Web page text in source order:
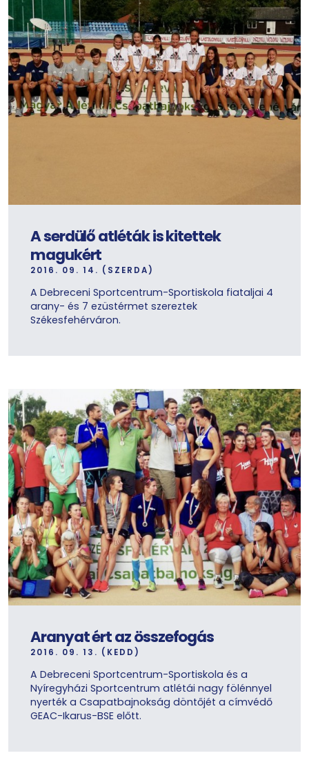
A serdülő atléták is kitettek
magukért
2016. 09. 14. (SZERDA)
A Debreceni Sportcentrum-Sportiskola fiataljai 4
arany- és 7 ezüstérmet szereztek
Székesfehérváron.
Aranyat ért az összefogás
2016. 09. 13. (KEDD)
A Debreceni Sportcentrum-Sportiskola és a
Nyíregyházi Sportcentrum atlétái nagy fölénnyel
nyerték a Csapatbajnokság döntőjét a címvédő
GEAC-Ikarus-BSE előtt.